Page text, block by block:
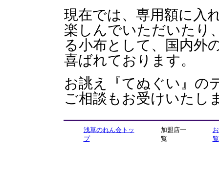
現在では、専用額に入
楽しんでいただいたり
る小布として、国内外
喜ばれております。
お誂え『てぬぐい』の
ご相談もお受けいたし
浅草のれん会トッ
プ
加盟店一
覧
覧